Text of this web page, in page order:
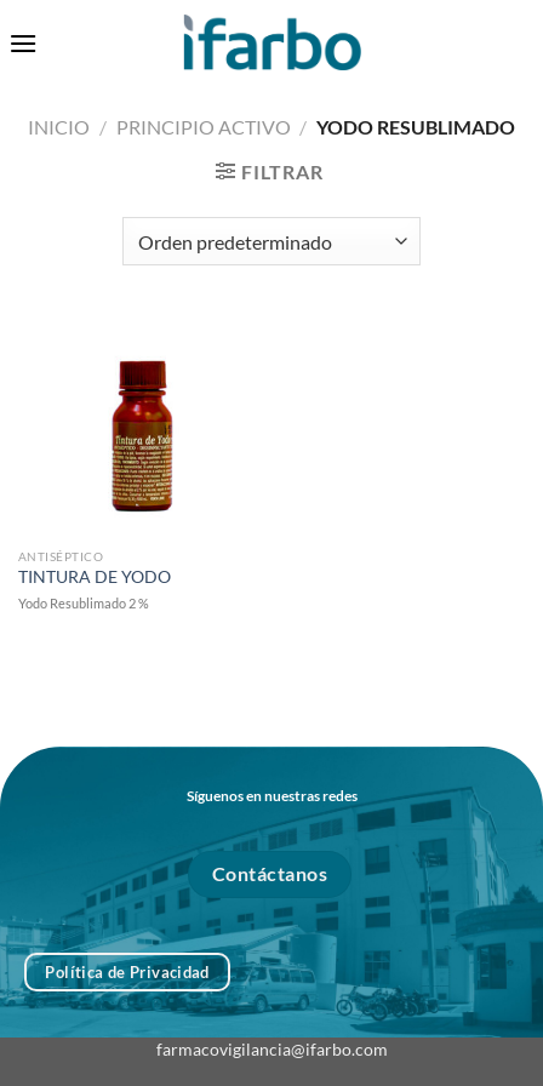
al
INICIO / PRINCIPIO ACTIVO / YODO RESUBLIMADO
FILTRAR
ANTISÉPTICO
TINTURA DE YODO
Yodo Resublimado 2 %
Síguenos en nuestras redes
Contáctanos
Política de Privacidad
farmacovigilancia@ifarbo.com